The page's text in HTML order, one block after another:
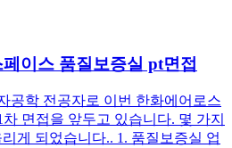
이스 품질보증실 pt면접
공학 전공자로 이번 한화에어로스
면접을 앞두고 있습니다. 몇 가지
게 되었습니다.. 1. 품질보증실 업